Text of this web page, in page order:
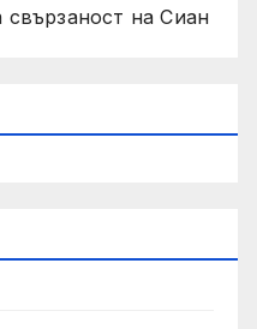
свързаност на Сиан